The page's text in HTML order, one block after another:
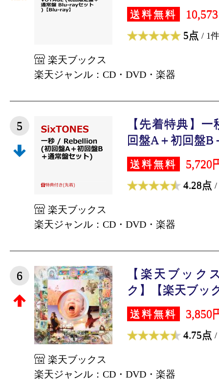
送料無料
5点 / 1件
楽天ブックス
楽天ジャンル：CD・DVD・楽器
5
【先着特典】一
回盤A＋初回盤B
送料無料 5,720
4.28点 /
楽天ブックス
楽天ジャンル：CD・DVD・楽器
6
【楽天ブック
ク】【楽天ブッ
送料無料 3,850
4.75点 /
楽天ブックス
楽天ジャンル：CD・DVD・楽器